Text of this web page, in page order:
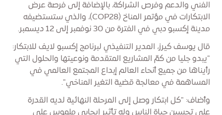
الفني والدعم وفرص الشراكة، بالإضافة إلى فرصة عرض
الابتكارات في مؤتمر المناخ (COP28)، والذي ستستضيفه
مدينة إكسبو دبي في الفترة من 30 نوفمبر إلى 12 ديسمبر.
قال يوسف كيرز، المدير التنفيذي لبرنامج إكسبو لايف للابتكار:
"يبدو جليا من كمّ المشاريع المتقدمة ونوعيتها والحلول التي
رأيناها من جميع أنحاء العالم إبداع المجتمع العالمي في
المساهمة في معالجة قضية التغير المناخي".
وأضاف: "كل ابتكار وصل إلى المرحلة النهائية لديه القدرة
على تحسين حياة الناس وله تأثير إيجابي ملموس على